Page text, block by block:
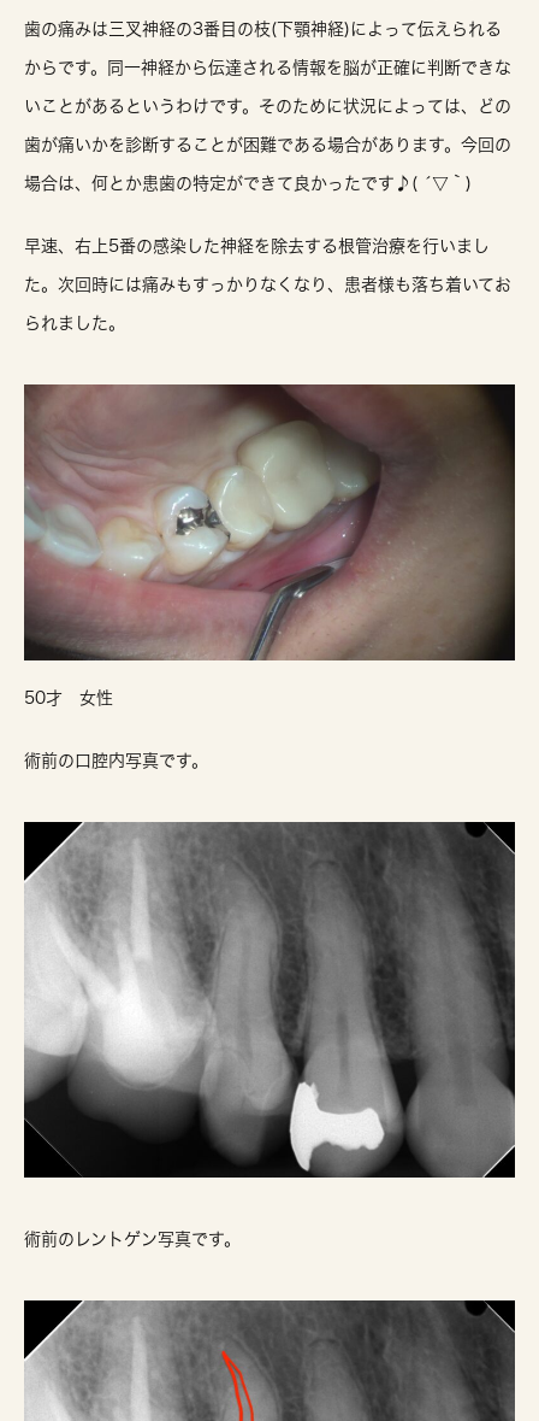
歯の痛みは三叉神経の3番目の枝(下顎神経)によって伝えられる
からです。同一神経から伝達される情報を脳が正確に判断できな
いことがあるというわけです。そのために状況によっては、どの
歯が痛いかを診断することが困難である場合があります。今回の
場合は、何とか患歯の特定ができて良かったです♪( ´▽｀)
早速、右上5番の感染した神経を除去する根管治療を行いまし
た。次回時には痛みもすっかりなくなり、患者様も落ち着いてお
られました。
50才 女性
術前の口腔内写真です。
術前のレントゲン写真です。